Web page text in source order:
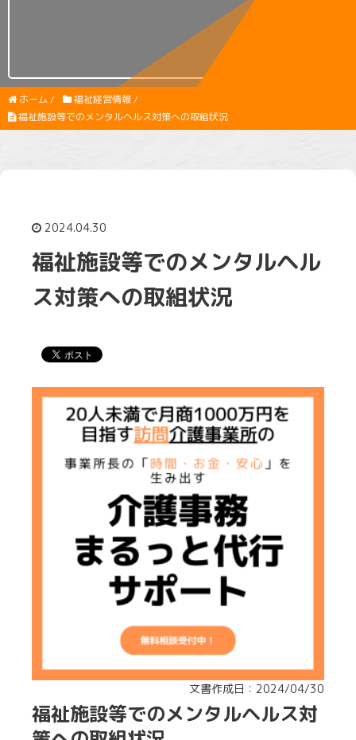
ホーム / 福祉経営情報/
福祉施設等でのメンタルヘルス対策への取組状況
2024.04.30
福祉施設等でのメンタルヘル
ス対策への取組状況
文書作成日：2024/04/30
福祉施設等でのメンタルヘルス対